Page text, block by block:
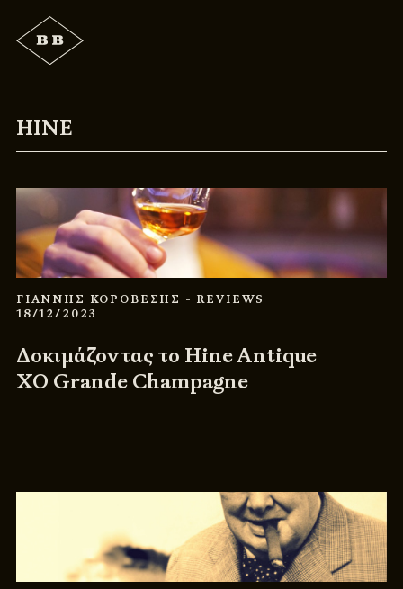
HINE
ΓΙΑΝΝΗΣ ΚΟΡΟΒΕΣΗΣ - REVIEWS
18/12/2023
Δοκιμάζοντας το Hine Antique
XO Grande Champagne